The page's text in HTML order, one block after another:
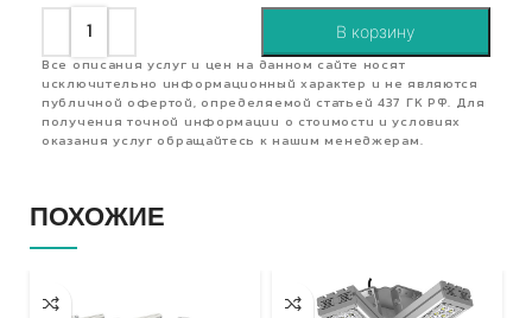
В корзину
Все описания услуг и цен на данном сайте носят
исключительно информационный характер и не являются
публичной офертой, определяемой статьей 437 ГК РФ. Для
получения точной информации о стоимости и условиях
оказания услуг обращайтесь к нашим менеджерам.
ПОХОЖИЕ